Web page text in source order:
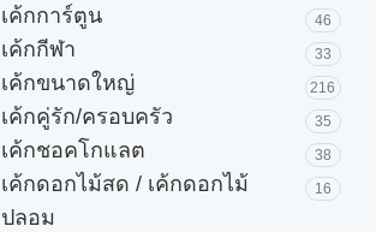
เค้กการ์ตูน 46
เค้กกีฬา 33
เค้กขนาดใหญ่ 216
เค้กคู่รัก/ครอบครัว 35
เค้กชอคโกแลต 38
เค้กดอกไม้สด / เค้กดอกไม้
ปลอม
16